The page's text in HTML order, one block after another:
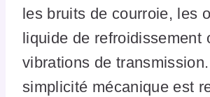
les bruits de courroie, les
liquide de refroidissement
vibrations de
simplicité mécanique est